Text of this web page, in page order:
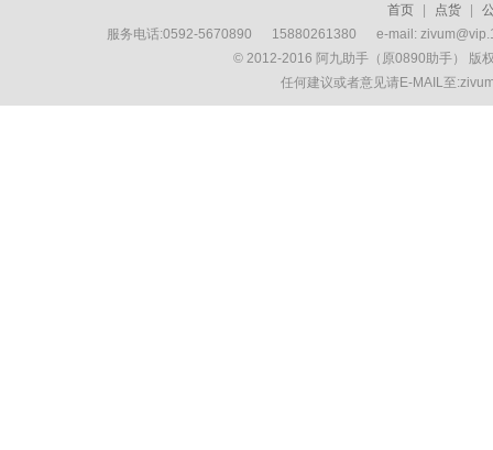
首页 点货
服务电话:0592-5670890 15880261380 e-mail:
© 2012-2016 阿九助手（原0890助手） 版
任何建议或者意见请E-MAIL至